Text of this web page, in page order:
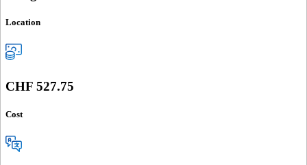
Location
CHF 527.75
Cost